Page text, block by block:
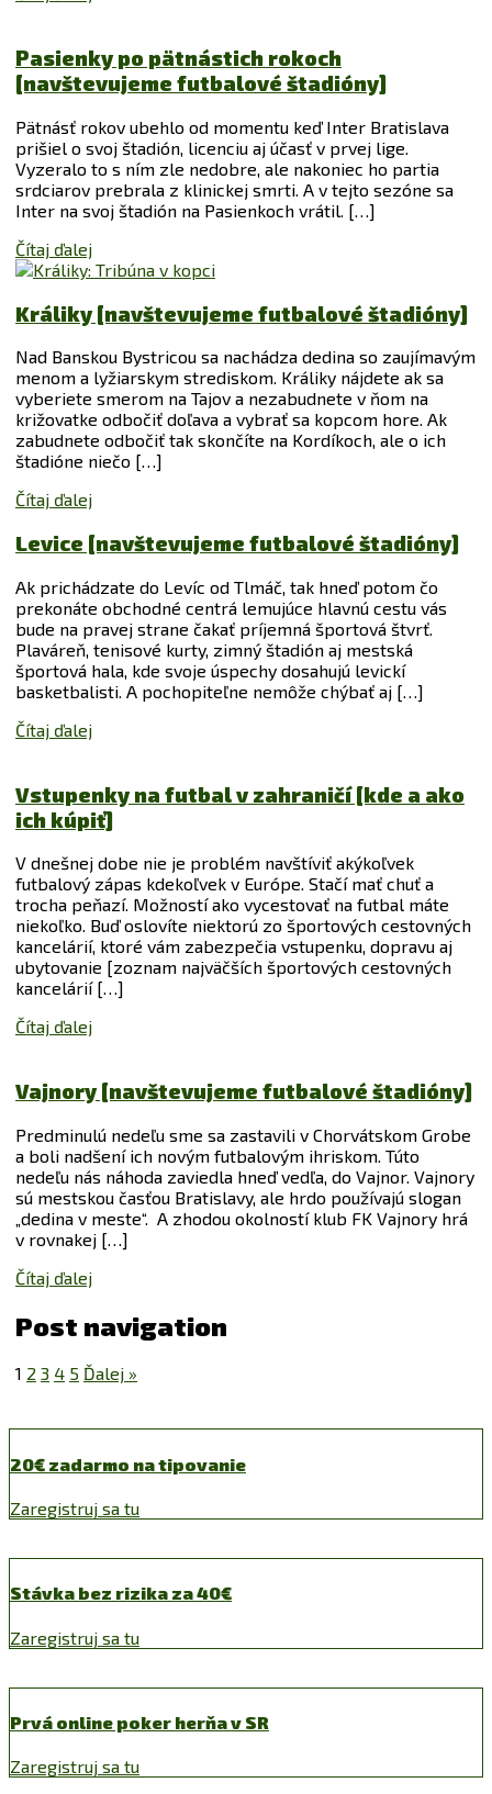
Pasienky po pätnástich rokoch
[navštevujeme futbalové štadióny]
Pätnásť rokov ubehlo od momentu keď Inter Bratislava
prišiel o svoj štadión, licenciu aj účasť v prvej lige.
Vyzeralo to s ním zle nedobre, ale nakoniec ho partia
srdciarov prebrala z klinickej smrti. A v tejto sezóne sa
Inter na svoj štadión na Pasienkoch vrátil. […]
Čítaj ďalej
Králiky [navštevujeme futbalové štadióny]
Nad Banskou Bystricou sa nachádza dedina so zaujímavým
menom a lyžiarskym strediskom. Králiky nájdete ak sa
vyberiete smerom na Tajov a nezabudnete v ňom na
križovatke odbočiť doľava a vybrať sa kopcom hore. Ak
zabudnete odbočiť tak skončíte na Kordíkoch, ale o ich
štadióne niečo […]
Čítaj ďalej
Levice [navštevujeme futbalové štadióny]
Ak prichádzate do Levíc od Tlmáč, tak hneď potom čo
prekonáte obchodné centrá lemujúce hlavnú cestu vás
bude na pravej strane čakať príjemná športová štvrť.
Plaváreň, tenisové kurty, zimný štadión aj mestská
športová hala, kde svoje úspechy dosahujú levickí
basketbalisti. A pochopiteľne nemôže chýbať aj […]
Čítaj ďalej
Vstupenky na futbal v zahraničí [kde a ako
ich kúpiť]
V dnešnej dobe nie je problém navštíviť akýkoľvek
futbalový zápas kdekoľvek v Európe. Stačí mať chuť a
trocha peňazí. Možností ako vycestovať na futbal máte
niekoľko. Buď oslovíte niektorú zo športových cestovných
kancelárií, ktoré vám zabezpečia vstupenku, dopravu aj
ubytovanie [zoznam najväčších športových cestovných
kancelárií […]
Čítaj ďalej
Vajnory [navštevujeme futbalové štadióny]
Predminulú nedeľu sme sa zastavili v Chorvátskom Grobe
a boli nadšení ich novým futbalovým ihriskom. Túto
nedeľu nás náhoda zaviedla hneď vedľa, do Vajnor. Vajnory
sú mestskou časťou Bratislavy, ale hrdo používajú slogan
„dedina v meste“. A zhodou okolností klub FK Vajnory hrá
v rovnakej […]
Čítaj ďalej
Post navigation
1 2 3 4 5 Ďalej »
20€ zadarmo na tipovanie
Zaregistruj sa tu
Stávka bez rizika za 40€
Zaregistruj sa tu
Prvá online poker herňa v SR
Zaregistruj sa tu